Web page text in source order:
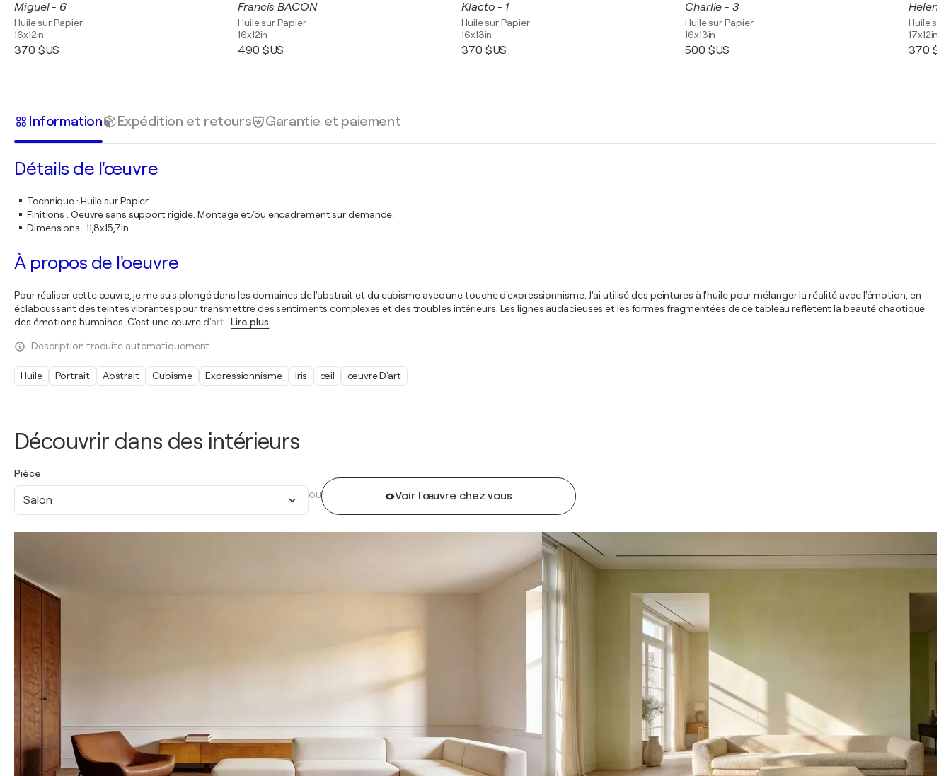
Découvrir dans des intérieurs
Pièce
Salon OU Voir l'œuvre chez vous
Miguel - 6
Huile sur Papier
16x12in
370 $US
Francis BACON
Huile sur Papier
16x12in
490 $US
Klacto - 1
Huile sur Papier
16x13in
370 $US
Charlie - 3
Huile sur Papier
16x13in
500 $US
Helen -
Huile sur
17x12in
370
Information Expédition et retours Garantie et paiement
Détails de l'œuvre
Technique: Huile sur Papier
Finitions : Oeuvre sans support rigide. Montage et/ou encadrement sur demande.
Dimensions : 11,8x15,7in
À propos de l'oeuvre
Pour réaliser cette œuvre, je me suis plongé dans les domaines de l'abstrait et du cubisme avec une touche d'expressionnisme. J'ai utilisé des peintures à l'huile pour mélanger la réalité avec l'émotion, en
éclaboussant des teintes vibrantes pour transmettre des sentiments complexes et des troubles intérieurs. Les lignes audacieuses et les formes fragmentées de ce tableau reflètent la beauté chaotique
des émotions humaines. C'est une œuvre d'art
Lire plus
Description traduite automatiquement.
Huile Portrait Abstrait Cubisme Expressionnisme Iris œil œuvre D'art